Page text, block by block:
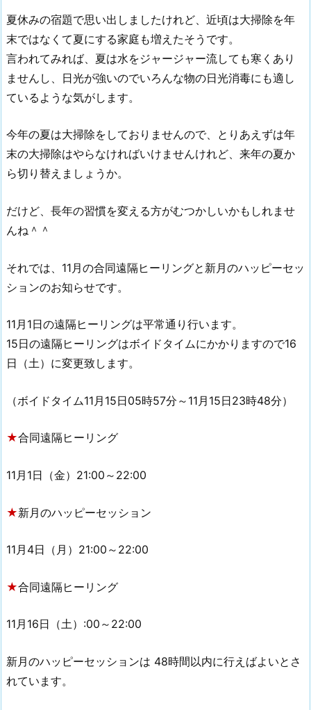
夏休みの宿題で思い出しましたけれど、近頃は大掃除を年
末ではなくて夏にする家庭も増えたそうです。
言われてみれば、夏は水をジャージャー流しても寒くあり
ませんし、日光が強いのでいろんな物の日光消毒にも適し
ているような気がします。
今年の夏は大掃除をしておりませんので、とりあえずは年
末の大掃除はやらなければいけませんけれど、来年の夏か
ら切り替えましょうか。
だけど、長年の習慣を変える方がむつかしいかもしれませ
んね＾＾
それでは、11月の合同遠隔ヒーリングと新月のハッピーセッ
ションのお知らせです。
11月1日の遠隔ヒーリングは平常通り行います。
15日の遠隔ヒーリングはボイドタイムにかかりますので16
日（土）に変更致します。
（ボイドタイム11月15日05時57分～11月15日23時48分）
★合同遠隔ヒーリング
11月1日（金）21:00～22:00
★新月のハッピーセッション
11月4日（月）21:00～22:00
★合同遠隔ヒーリング
11月16日（土）:00～22:00
新月のハッピーセッションは 48時間以内に行えばよいとさ
れています。